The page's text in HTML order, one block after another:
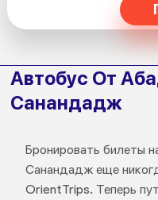
Автобус От
Санандадж
Бронировать билеты
Санандадж еще
OrientTrips. Теперь